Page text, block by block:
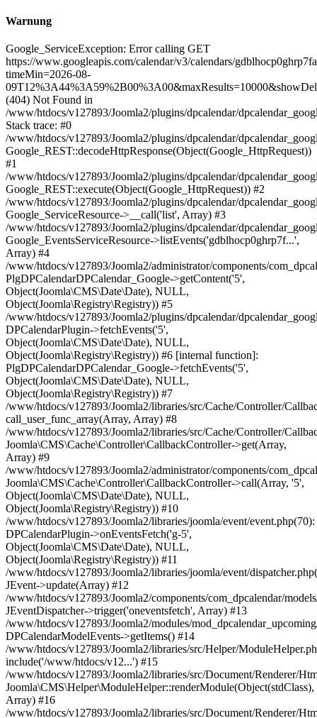
Warnung
Google_ServiceException: Error calling GET
https://www.googleapis.com/calendar/v3/calendars/
timeMin=2026-08-
(404) Not Found in
/www/htdocs/v127893/Joomla2/plugins/dpcalendar/
Stack trace: #0
/www/htdocs/v127893/Joomla2/plugins/dpcalendar/
Google_REST::decodeHttpResponse(Object(Google_HttpRequest))
#1
/www/htdocs/v127893/Joomla2/plugins/dpcalendar/
Google_REST::execute(Object(Google_HttpRequest)) #2
/www/htdocs/v127893/Joomla2/plugins/dpcalendar/
Google_ServiceResource->__call('list', Array) #3
/www/htdocs/v127893/Joomla2/plugins/dpcalendar/
Google_EventsServiceResource->listEvents('gdblhocp0ghrp7f...',
Array) #4
/www/htdocs/v127893/Joomla2/administrator/components/
PlgDPCalendarDPCalendar_Google->getContent('5',
Object(Joomla\CMS\Date\Date), NULL,
Object(Joomla\Registry\Registry)) #5
/www/htdocs/v127893/Joomla2/plugins/dpcalendar/
DPCalendarPlugin->fetchEvents('5',
Object(Joomla\CMS\Date\Date), NULL,
Object(Joomla\Registry\Registry)) #6 [internal function]:
PlgDPCalendarDPCalendar_Google->fetchEvents('5',
Object(Joomla\CMS\Date\Date), NULL,
Object(Joomla\Registry\Registry)) #7
/www/htdocs/v127893/Joomla2/libraries/src/Cache/Controller/
call_user_func_array(Array, Array) #8
/www/htdocs/v127893/Joomla2/libraries/src/Cache/Controller/
Joomla\CMS\Cache\Controller\CallbackController->get(Array,
Array) #9
/www/htdocs/v127893/Joomla2/administrator/components/
Joomla\CMS\Cache\Controller\CallbackController->call(Array, '5',
Object(Joomla\CMS\Date\Date), NULL,
Object(Joomla\Registry\Registry)) #10
/www/htdocs/v127893/Joomla2/libraries/joomla/event/event.php(70):
DPCalendarPlugin->onEventsFetch('g-5',
Object(Joomla\CMS\Date\Date), NULL,
Object(Joomla\Registry\Registry)) #11
/www/htdocs/v127893/Joomla2/libraries/joomla/event/
JEvent->update(Array) #12
/www/htdocs/v127893/Joomla2/components/com_dpcalendar/
JEventDispatcher->trigger('oneventsfetch', Array) #13
/www/htdocs/v127893/Joomla2/modules/
DPCalendarModelEvents->getItems() #14
/www/htdocs/v127893/Joomla2/libraries/src/Helper/
include('/www/htdocs/v12...') #15
/www/htdocs/v127893/Joomla2/libraries/src/Document/Renderer/
Joomla\CMS\Helper\ModuleHelper::renderModule(Object(stdClass),
Array) #16
/www/htdocs/v127893/Joomla2/libraries/src/Document/Renderer/